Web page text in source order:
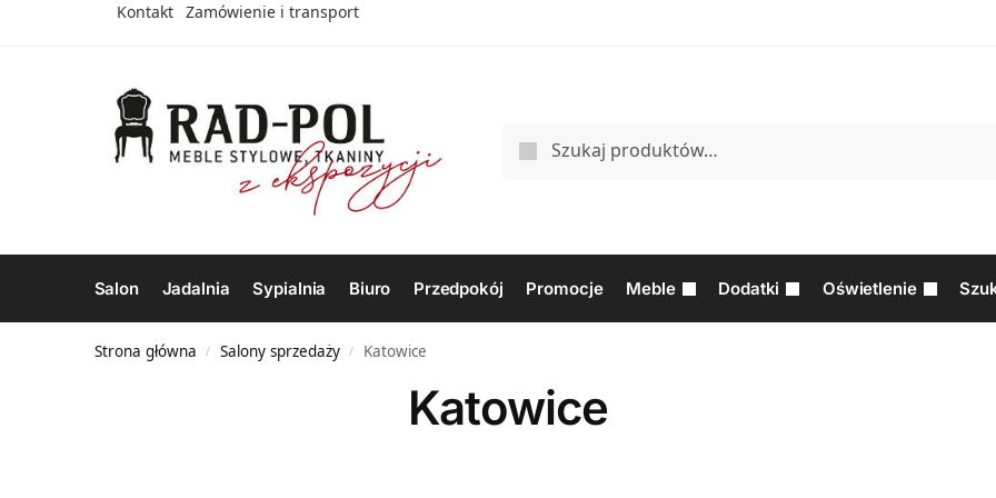
Kontakt Zamówienie i transport
Salon Jadalnia Sypialnia Biuro Przedpokój Promocje Meble Dodatki Oświetlenie
Strona główna / Salony sprzedaży / Katowice
Katowice